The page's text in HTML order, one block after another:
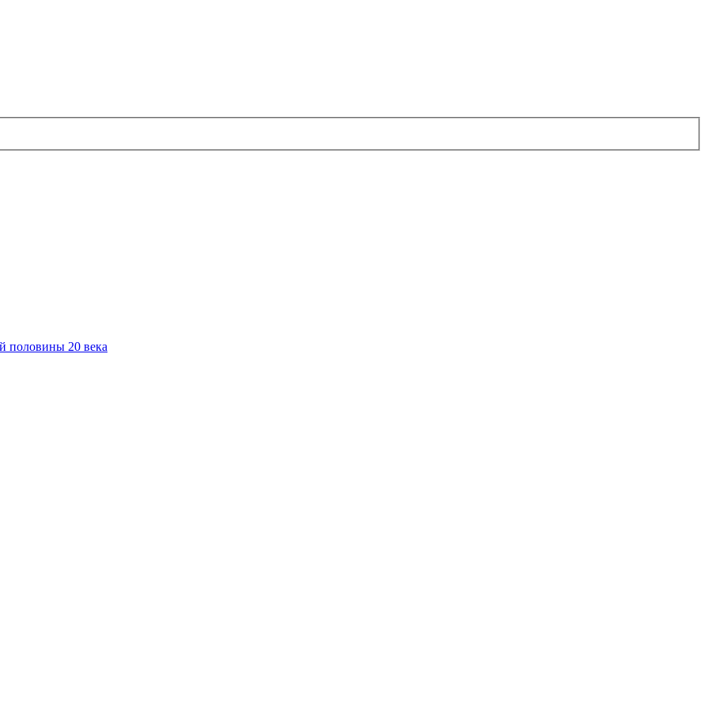
половины 20 века